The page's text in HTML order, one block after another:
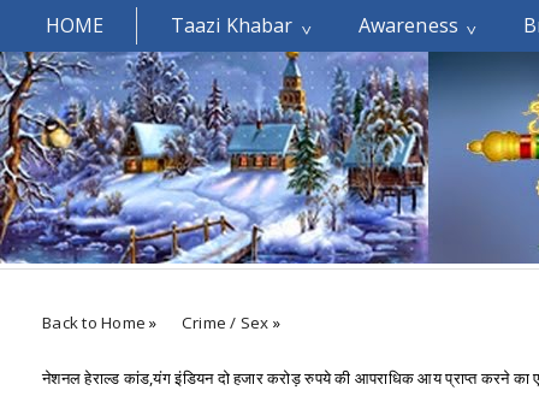
HOME Taazi Khabar Awareness
Welcomes You.....
Back to Home » Crime / Sex »
नेशनल हेराल्ड कांड,यंग इंडियन दो हजार करोड़ रुपये की आपराधिक आय प्राप्त करने का